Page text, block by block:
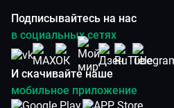
Подписывайтесь на нас
в социальных сетях
И скачивайте наше
мобильное приложение